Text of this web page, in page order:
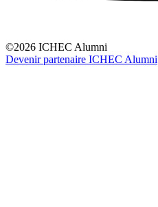
©2026 ICHEC Alumni
Devenir partenaire ICHEC Alumni